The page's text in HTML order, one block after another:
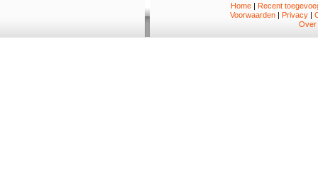
Home| Recent
Voorwaarden | Privacy |
Over